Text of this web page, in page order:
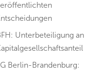
Unterbeteiligung an
Berlin-Brandenburg: